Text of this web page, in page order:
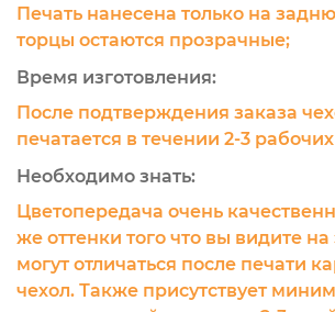
Печать нанесена только на
торцы остаются прозрачные;
Время изготовления:
После подтверждения заказа
печатается в течении 2-3
Необходимо знать:
Цветопередача очень
же оттенки того что вы видите
могут отличаться после печати
чехол. Также присутствует